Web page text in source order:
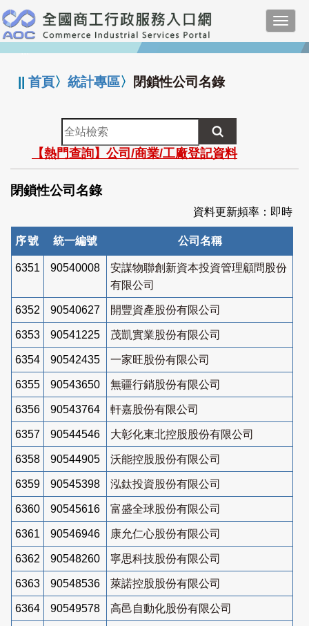
跳
到
主
要
:::
||首頁〉統計專區〉 閉鎖性公司名錄
全
站
檢
索
【熱門查詢】公司/商業/工廠登記資料
閉鎖性公司名錄
資料更新頻率：即時
序號 統一編號 公司名稱
6351 90540008
安謀物聯創新資本投資管理顧問股份
有限公司
6352 90540627 開豐資產股份有限公司
6353 90541225 茂凱實業股份有限公司
6354 90542435 一家旺股份有限公司
6355 90543650 無疆行銷股份有限公司
6356 90543764 軒嘉股份有限公司
6357 90544546 大彰化東北控股股份有限公司
6358 90544905 沃能控股股份有限公司
6359 90545398 泓鈦投資股份有限公司
6360 90545616 富盛全球股份有限公司
6361 90546946 康允仁心股份有限公司
6362 90548260 寧思科技股份有限公司
6363 90548536 萊諾控股股份有限公司
6364 90549578 高邑自動化股份有限公司